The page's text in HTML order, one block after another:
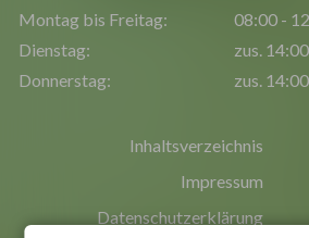
Montag bis Freitag:
Dienstag:
Donnerstag:
08:00 -
zus.
zus.
Inhaltsverzeichnis
Impressum
Datenschutzerklärung